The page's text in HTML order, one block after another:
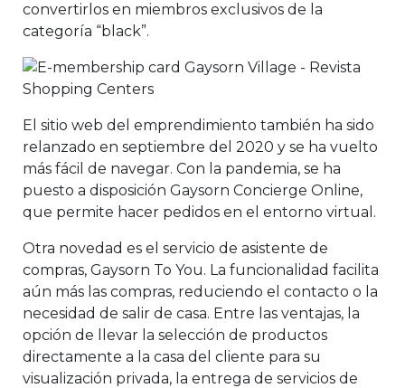
convertirlos en miembros exclusivos de la
categoría “black”.
El sitio web del emprendimiento también ha sido
relanzado en septiembre del 2020 y se ha vuelto
más fácil de navegar. Con la pandemia, se ha
puesto a disposición Gaysorn Concierge Online,
que permite hacer pedidos en el entorno virtual.
Otra novedad es el servicio de asistente de
compras, Gaysorn To You. La funcionalidad facilita
aún más las compras, reduciendo el contacto o la
necesidad de salir de casa. Entre las ventajas, la
opción de llevar la selección de productos
directamente a la casa del cliente para su
visualización privada, la entrega de servicios de